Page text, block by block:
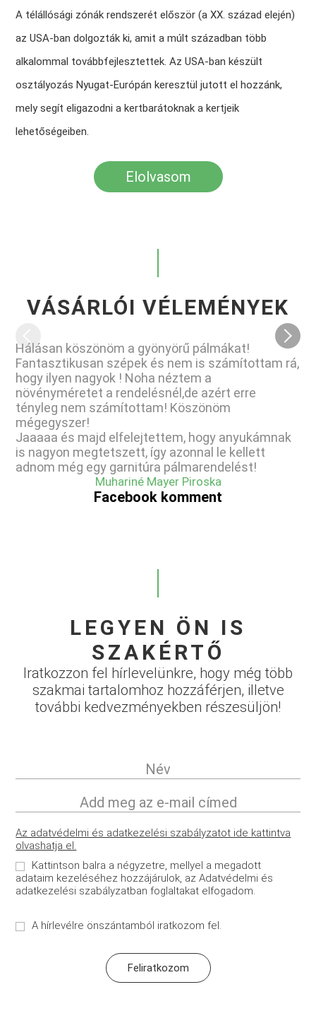
A télállósági zónák rendszerét először (a XX. század elején)
az USA-ban dolgozták ki, amit a múlt században több
alkalommal továbbfejlesztettek. Az USA-ban készült
osztályozás Nyugat-Európán keresztül jutott el hozzánk,
mely segít eligazodni a kertbarátoknak a kertjeik
lehetőségeiben.
Elolvasom
VÁSÁRLÓI VÉLEMÉNYEK
Hálásan köszönöm a gyönyörű pálmákat!
Fantasztikusan szépek és nem is számítottam rá,
hogy ilyen nagyok ! Noha néztem a
növényméretet a rendelésnél,de azért erre
tényleg nem számítottam! Köszönöm
mégegyszer!
Jaaaaa és majd elfelejtettem, hogy anyukámnak
is nagyon megtetszett, így azonnal le kellett
adnom még egy garnitúra pálmarendelést!
Muhariné Mayer Piroska
Facebook komment
LEGYEN ÖN IS
SZAKÉRTŐ
Iratkozzon fel hírlevelünkre, hogy még több
szakmai tartalomhoz hozzáférjen, illetve
további kedvezményekben részesüljön!
Az adatvédelmi és adatkezelési szabályzatot ide kattintva
olvashatja el.
Kattintson balra a négyzetre, mellyel a megadott
adataim kezeléséhez hozzájárulok, az Adatvédelmi és
adatkezelési szabályzatban foglaltakat elfogadom.
A hírlevélre önszántamból iratkozom fel.
Feliratkozom